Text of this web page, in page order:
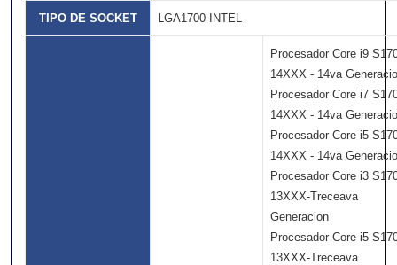
TIPO DE SOCKET LGA1700 INTEL
Procesador Core i9
14XXX - 14va
Procesador Core i7
14XXX - 14va
Procesador Core i5
14XXX - 14va
Procesador Core i3
13XXX-Treceava
Generacion
Procesador Core i5
13XXX-Treceava